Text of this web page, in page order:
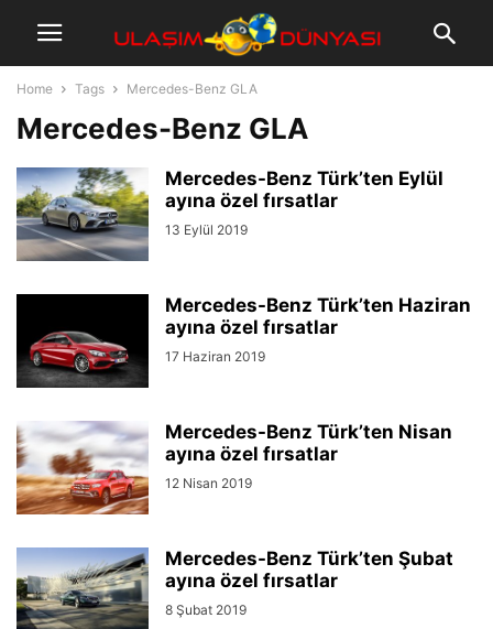
Home Tags Mercedes-Benz GLA
Mercedes-Benz GLA
Mercedes-Benz Türk’ten Eylül
ayına özel fırsatlar
13 Eylül 2019
Mercedes-Benz Türk’ten Haziran
ayına özel fırsatlar
17 Haziran 2019
Mercedes-Benz Türk’ten Nisan
ayına özel fırsatlar
12 Nisan 2019
Mercedes-Benz Türk’ten Şubat
ayına özel fırsatlar
8 Şubat 2019